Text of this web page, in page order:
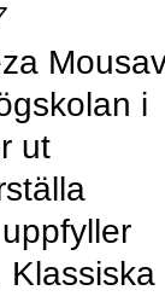
i
ut
Klassiska